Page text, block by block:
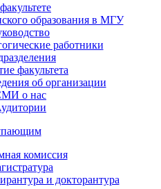
образования в МГУ
работники
факультета
об организации
о нас
комиссия
и докторантура